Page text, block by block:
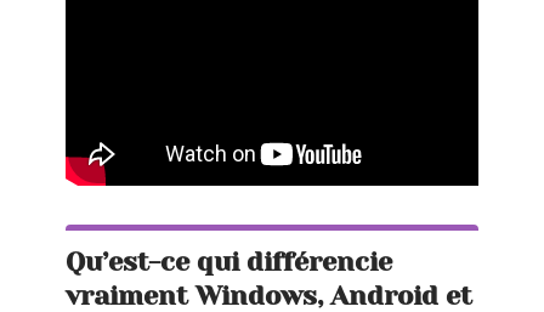
Qu’est-ce qui différencie
vraiment Windows, Android et